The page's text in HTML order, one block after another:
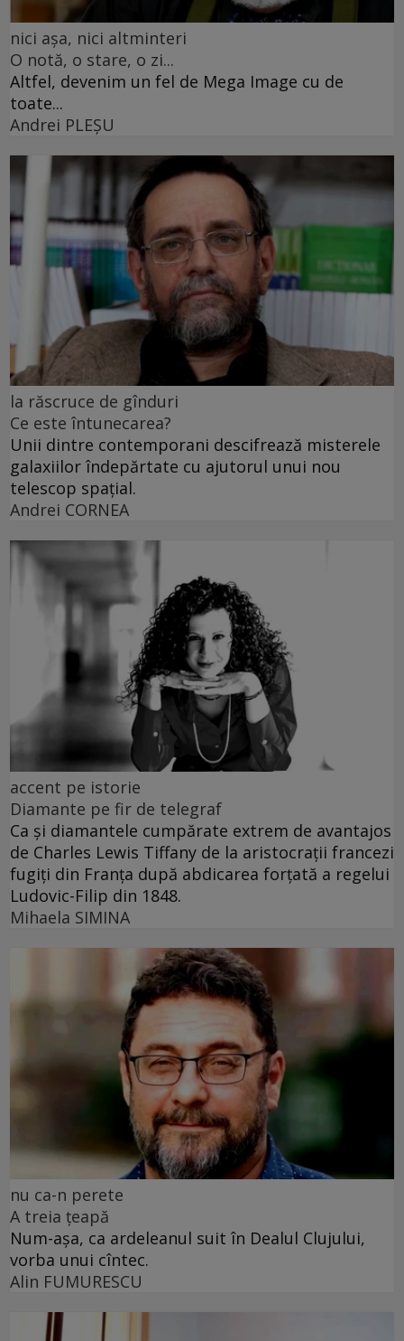
nici așa, nici altminteri
O notă, o stare, o zi...
Altfel, devenim un fel de Mega Image cu de
toate...
Andrei PLEŞU
la răscruce de gînduri
Ce este întunecarea?
Unii dintre contemporani descifrează misterele
galaxiilor îndepărtate cu ajutorul unui nou
telescop spațial.
Andrei CORNEA
accent pe istorie
Diamante pe fir de telegraf
Ca și diamantele cumpărate extrem de avantajos
de Charles Lewis Tiffany de la aristocrații francezi
fugiți din Franța după abdicarea forțată a regelui
Ludovic-Filip din 1848.
Mihaela SIMINA
nu ca-n perete
A treia țeapă
Num-așa, ca ardeleanul suit în Dealul Clujului,
vorba unui cîntec.
Alin FUMURESCU